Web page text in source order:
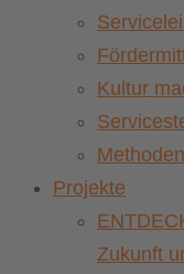
Kultur
Methoden
Projekte
Zukunft